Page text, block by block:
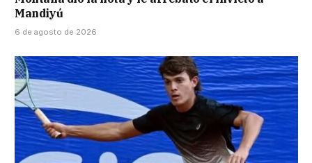
Mandiyú
6 de agosto de 2026